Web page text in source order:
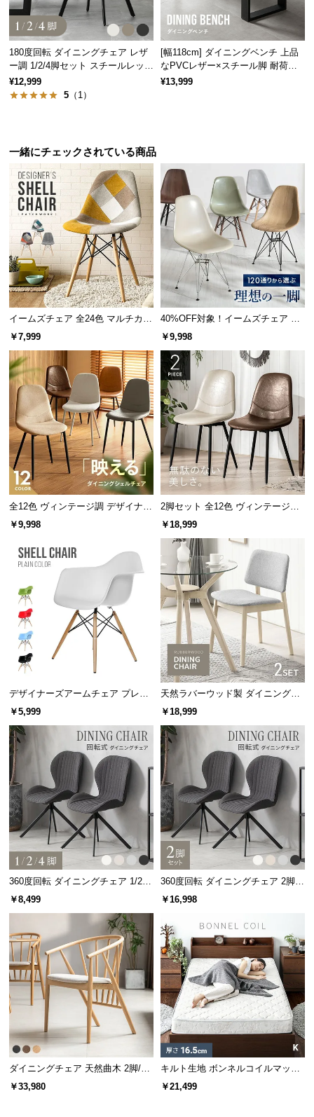
o.,
180度回転 ダイニングチェア レザ
ー調 1/2/4脚セット スチールレッグ
ブラック脚
¥12,999
5 （1）
[幅118cm] ダイニングベンチ 上品
なPVCレザー×スチール脚 耐荷重2
00kg
¥13,999
一緒にチェックされている商品
イームズチェア 全24色 マルチカラ
ー デザイナーズシェルチェア
￥7,999
40%OFF対象！イームズチェア デ
ザイナーズシェルチェア プレミア
￥9,998
全12色 ヴィンテージ調 デザイナー
ズシェルチェア
￥9,998
2脚セット 全12色 ヴィンテージ調
デザイナーズシェルチェア
￥18,999
デザイナーズアームチェア プレー
ンカラー
￥5,999
天然ラバーウッド製 ダイニングチ
ェア2脚セット
￥18,999
360度回転 ダイニングチェア 1/2/4
脚セット
￥8,499
360度回転 ダイニングチェア 2脚セ
ット
￥16,998
ダイニングチェア 天然曲木 2脚/4
脚セット
￥33,980
キルト生地 ボンネルコイルマット
レス K
￥21,499